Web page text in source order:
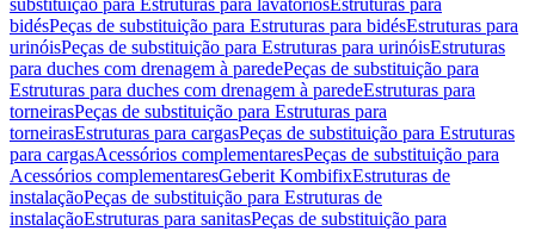
substituição para Estruturas para lavatóriosEstruturas para
bidésPeças de substituição para Estruturas para bidésEstruturas para
urinóisPeças de substituição para Estruturas para urinóisEstruturas
para duches com drenagem à paredePeças de substituição para
Estruturas para duches com drenagem à paredeEstruturas para
torneirasPeças de substituição para Estruturas para
torneirasEstruturas para cargasPeças de substituição para Estruturas
para cargasAcessórios complementaresPeças de substituição para
Acessórios complementaresGeberit KombifixEstruturas de
instalaçãoPeças de substituição para Estruturas de
instalaçãoEstruturas para sanitasPeças de substituição para